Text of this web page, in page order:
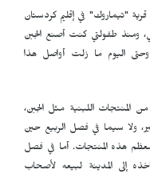
"تيماروك" في إقليم كردستان
ومنذ طفولتي كنت أصنع الجبن
اليوم ما زلت أواصل هذا
المنتجات اللبنية مثل الجبن،
ولا سيما في فصل الربيع حين
معظم هذه المنتجات. أما في فصل
إلى المدينة لبيعه لأصحاب